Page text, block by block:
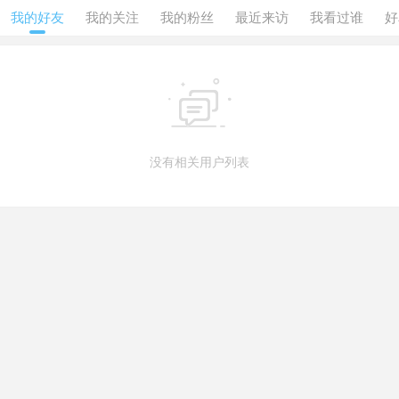
我的好友 我的关注 我的粉丝 最近来访 我看过谁

没有相关用户列表